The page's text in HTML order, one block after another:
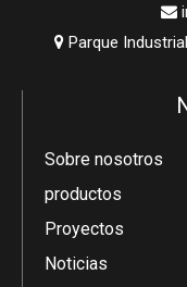

 Parque
Sobre nosotros
productos
Proyectos
Noticias